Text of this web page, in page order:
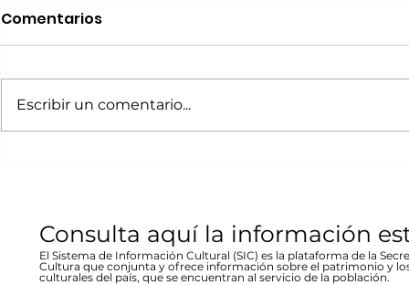
Realizará Escena en
en Parral
A cargo de la agrupación
chihuahuense de rock “Marvolo”;
Stallforth
La muestra
Comentarios
Escribir un comentario...
Consulta aquí la información
El Sistema de Información Cultural (SIC) es la plataforma de la
Cultura que conjunta y ofrece información sobre el patrimonio y
culturales del país, que se encuentran al servicio de la población.